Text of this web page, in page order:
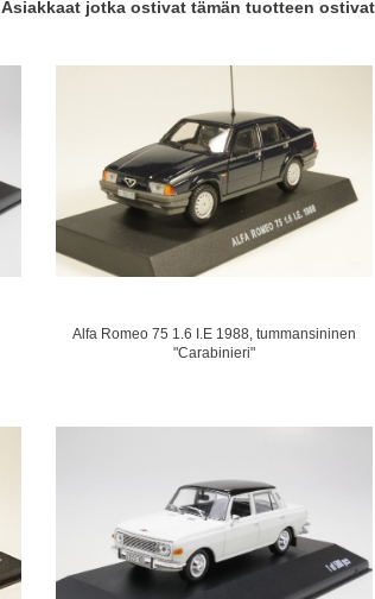
Asiakkaat jotka ostivat tämän tuotteen
Alfa Romeo 75 1.6 I.E 1988, tummansininen
"Carabinieri"